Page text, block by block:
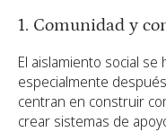
1. Comunidad y
El aislamiento social
especialmente
centran en construir
crear sistemas de